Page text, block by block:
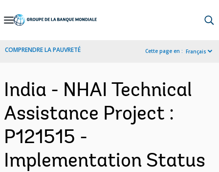
Skip
Navigation
COMPRENDRE LA PAUVRETÉ Cette page en : Français
India - NHAI Technical
Assistance Project :
P121515 -
Implementation Status